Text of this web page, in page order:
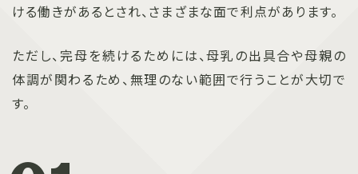
ける働きがあるとされ、さまざまな面で利点があります。
ただし、完母を続けるためには、母乳の出具合や母親の
体調が関わるため、無理のない範囲で行うことが大切で
す。